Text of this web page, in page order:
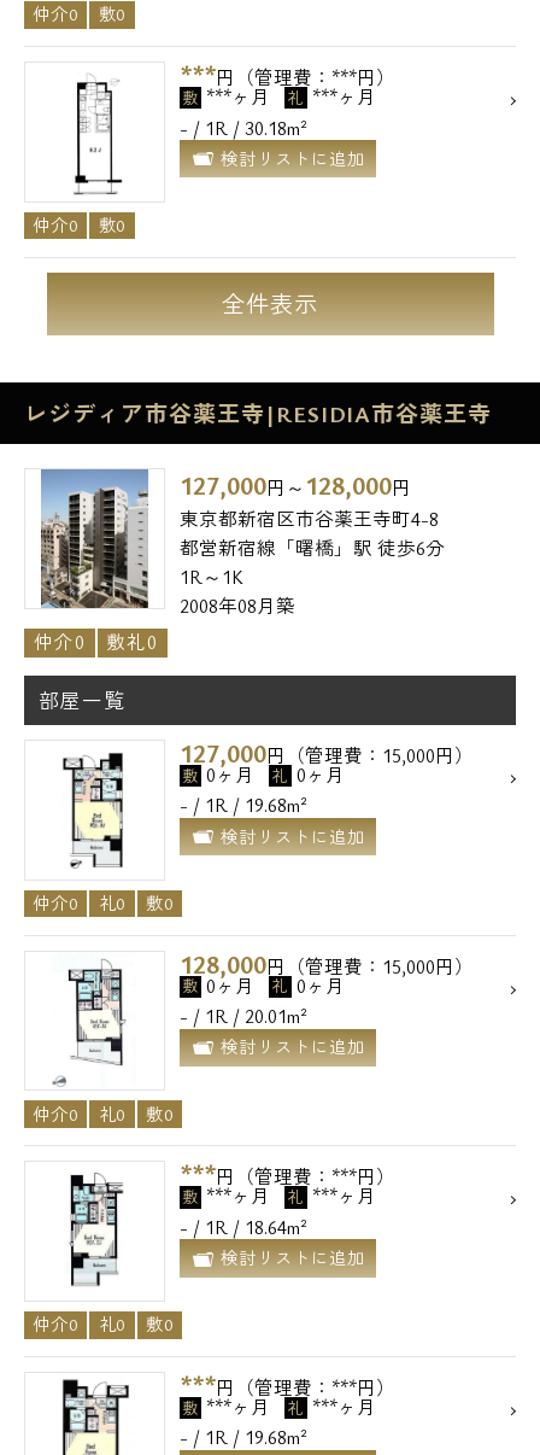
仲介0 敷0
***円（管理費：***円）
敷 ***ヶ月 礼 ***ヶ月
- / 1R / 30.18m²
検討リストに追加
仲介0 敷0
全件表示
レジディア市谷薬王寺|RESIDIA市谷薬王寺
127,000円～ 128,000円
東京都新宿区市谷薬王寺町4-8
都営新宿線「曙橋」駅 徒歩6分
1R～1K
2008年08月築
仲介0
敷礼0
部屋一覧
127,000円（管理費：15,000円）
敷 0ヶ月 礼 0ヶ月
- / 1R / 19.68m²
検討リストに追加
仲介0 礼0 敷0
128,000円（管理費：15,000円）
敷 0ヶ月 礼 0ヶ月
- / 1R / 20.01m²
検討リストに追加
仲介0 礼0 敷0
***円（管理費：***円）
敷 ***ヶ月 礼 ***ヶ月
- / 1R / 18.64m²
検討リストに追加
仲介0 礼0 敷0
***円（管理費：***円）
敷 ***ヶ月 礼 ***ヶ月
- / 1R / 19.68m²